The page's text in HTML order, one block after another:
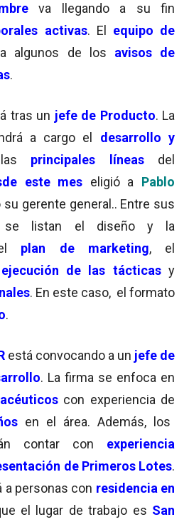
va llegando a su fin
activas. El equipo de
algunos de los avisos de
.
tras un jefe de Producto. La
a cargo el desarrollo y
principales líneas
del
este mes eligió a Pablo
su gerente general.. Entre sus
se listan el diseño y la
plan de marketing, el
ejecución de las tácticas y
. En este caso, el formato
.
está convocando a un jefe de
. La firma se enfoca en
con experiencia de
en el área. Además, los
contar con experiencia
de Primeros Lotes.
a personas con residencia en
el lugar de trabajo es San